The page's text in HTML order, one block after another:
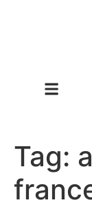
Tag: